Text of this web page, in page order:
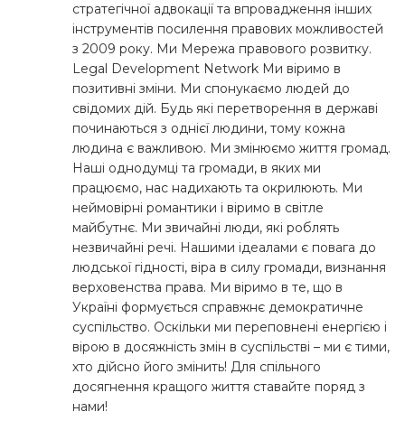
стратегічної адвокації та впровадження інших
інструментів посилення правових можливостей
з 2009 року. Ми Мережа правового розвитку.
Legal Development Network Ми віримо в
позитивні зміни. Ми спонукаємо людей до
свідомих дій. Будь які перетворення в державі
починаються з однієї людини, тому кожна
людина є важливою. Ми змінюємо життя громад.
Наші однодумці та громади, в яких ми
працюємо, нас надихають та окрилюють. Ми
неймовірні романтики і віримо в світле
майбутнє. Ми звичайні люди, які роблять
незвичайні речі. Нашими ідеалами є повага до
людської гідності, віра в силу громади, визнання
верховенства права. Ми віримо в те, що в
Україні формується справжнє демократичне
суспільство. Оскільки ми переповнені енергією і
вірою в досяжність змін в суспільстві – ми є тими,
хто дійсно його змінить! Для спільного
досягнення кращого життя ставайте поряд з
нами!